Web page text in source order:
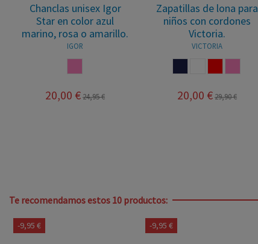
Chanclas unisex Igor
Star en color azul
marino, rosa o amarillo.
IGOR
20,00 €24,95 €
Zapatillas de lona para
niños con cordones
Victoria.
VICTORIA
20,00 €29,90 €
Te recomendamos estos 10 productos:
-9,95 € -9,95 €